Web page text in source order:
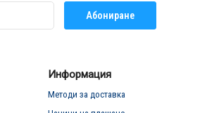
Абониране
Информация
Методи за доставка